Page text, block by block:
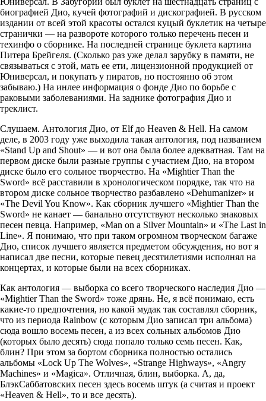
биографией Дио, кучей фотографий и дискографией. В русском
издании от всей этой красоты остался куцый буклетик на четыре
странички — на развороте которого только перечень песен и
техинфо о сборнике. На последней странице буклета картина
Питера Брейгеля. (Сколько раз уже делал зарубку в памяти, не
связываться с этой, мать ее ети, лицензионной продукцией от
Юниверсал, и покупать у пиратов, но постоянно об этом
забываю.) На инлее информация о фонде Дио по борьбе с
раковыми заболеваниями. На заднике фотография Дио и
треклист.
Слушаем. Антология Дио, от Elf до Heaven & Hell. На самом
деле, в 2003 году уже выходила такая антология, под названием
«Stand Up and Shout» — и вот она была более адекватная. Там на
первом диске были разные группы с участием Дио, на втором
диске было его сольное творчество. На «Mightier Than the
Sword» всё расставили в хронологическом порядке, так что на
втором диске сольное творчество разбавлено «Dehumanizer» и
«The Devil You Know». Как сборник лучшего «Mightier Than the
Sword» не канает — банально отсутствуют несколько знаковых
песен певца. Например, «Man on a Silver Mountain» и «The Last in
Line». Я понимаю, что при таком огромном творческом багаже
Дио, список лучшего является предметом обсуждения, но вот я
написал две песни, которые певец десятилетиями исполнял на
концертах, и которые были на всех сборниках.
Как антология — выборка со всего творческого наследия Дио —
«Mightier Than the Sword» тоже дрянь. Не, я всё понимаю, есть
какие-то предпочтения, но какой мудак так составлял сборник,
что из периода Rainbow (с которым Дио записал три альбома)
сюда вошло восемь песен, а из всех сольных альбомов Дио
(которых было десять) сюда попало только семь песен. Как,
блин? При этом за бортом сборника полностью остались
альбомы «Lock Up The Wolves», «Strange Highways», «Angry
Machines» и «Magica». Отличная, блин, выборка. А, да,
БлэкСаббатовских песен здесь восемь штук (а считая и проект
«Heaven & Hell», то и все десять).